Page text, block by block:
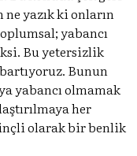
yazık ki onların
yabancı
Bu yetersizlik
Bunun
yabancı olmamak
her
olarak bir benlik